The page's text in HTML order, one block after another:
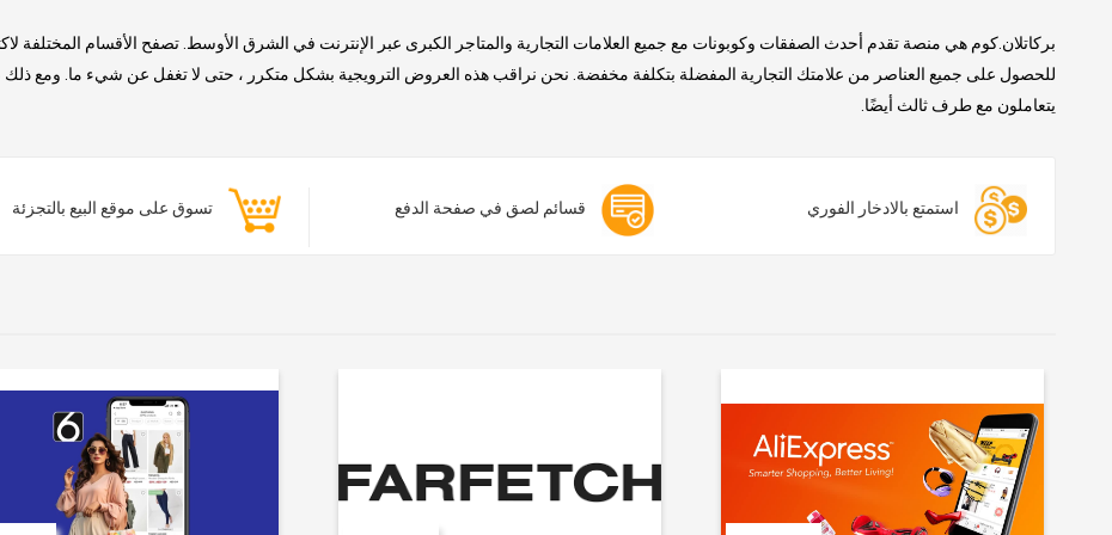
بركاتلان.كوم هي منصة تقدم أحدث الصفقات وكوبونات مع جميع العلامات التجارية والمتاجر الكبرى عبر الإنترنت في الشرق الأوسط. تصفح الأقسام المختلفة
للحصول على جميع العناصر من علامتك التجارية المفضلة بتكلفة مخفضة. نحن نراقب هذه العروض الترويجية بشكل متكرر ، حتى لا تغفل عن شيء ما. ومع ذلك ،
يتعاملون مع طرف ثالث أيضًا.
تسوق على موقع البيع بالتجزئة قسائم لصق في صفحة الدفع استمتع بالادخار الفوري